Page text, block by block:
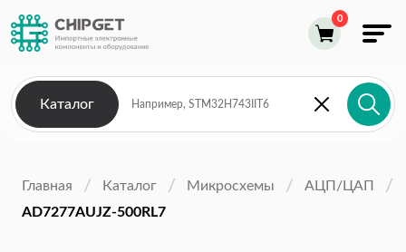
Каталог
Главная Каталог Микросхемы
АЦП/ЦАП
AD7277AUJZ-500RL7